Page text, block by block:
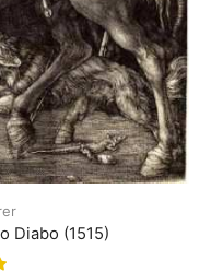
Diabo (1515)